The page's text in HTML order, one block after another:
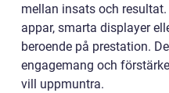
mellan insats och
appar, smarta displayer
beroende på prestation.
engagemang och
vill uppmuntra.